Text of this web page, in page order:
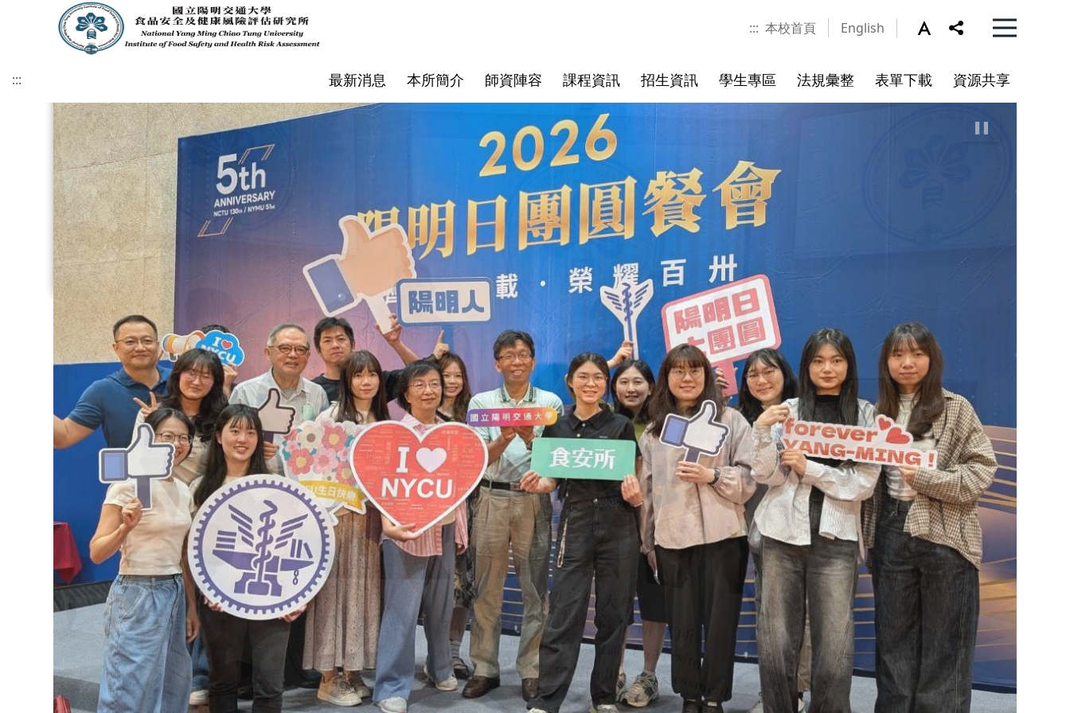
::: 本校首頁 English
::: 最新消息
最新公告 招生公告 徵才公告
本所簡介
發展方向與宗旨 所長簡介
師資陣容
專任教師 校內合聘教師 校外合聘教師 兼任專業技術人員(教師)
課程資訊 招生資訊
招生資訊 招生文件
學生專區
學生成員
碩士班成員
碩士班畢業生
畢業資格登載
學位考資訊公告 (請以google帳
號或NYCU帳號登入執行)
學生論文出版及發表 (請以
google帳號或NYCU帳號登入執
學位考需求表單 (請以google帳
號或NYCU帳號登入執行)
法規彙整
教師相關法規 學生相關法規 食安所相關法規
表單下載
表單下載
資源共享
本所空間
護理館208會議室
護理館205教室
年
度
校
友
回
娘
家
年
度
校
友
回
娘
家
士
畢
業
生
論
文
競
賽
2025
聖
大
食
刻
2024
聖
誕
晚
會